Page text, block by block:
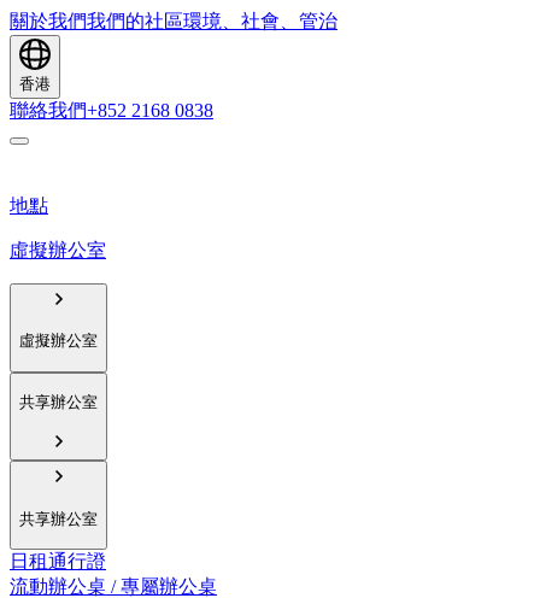
關於我們我們的社區環境、社會、管治
香港
聯絡我們+852 2168 0838
地點
虛擬辦公室
虛擬辦公室
共享辦公室
共享辦公室
日租通行證
流動辦公桌 / 專屬辦公桌